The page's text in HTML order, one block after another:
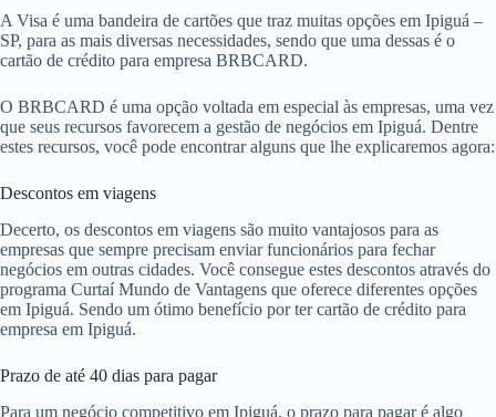
A Visa é uma bandeira de cartões que traz muitas opções em Ipiguá –
SP, para as mais diversas necessidades, sendo que uma dessas é o
cartão de crédito para empresa BRBCARD.
O BRBCARD é uma opção voltada em especial às empresas, uma vez
que seus recursos favorecem a gestão de negócios em Ipiguá. Dentre
estes recursos, você pode encontrar alguns que lhe explicaremos agora:
Descontos em viagens
Decerto, os descontos em viagens são muito vantajosos para as
empresas que sempre precisam enviar funcionários para fechar
negócios em outras cidades. Você consegue estes descontos através do
programa Curtaí Mundo de Vantagens que oferece diferentes opções
em Ipiguá. Sendo um ótimo benefício por ter cartão de crédito para
empresa em Ipiguá.
Prazo de até 40 dias para pagar
Para um negócio competitivo em Ipiguá, o prazo para pagar é algo